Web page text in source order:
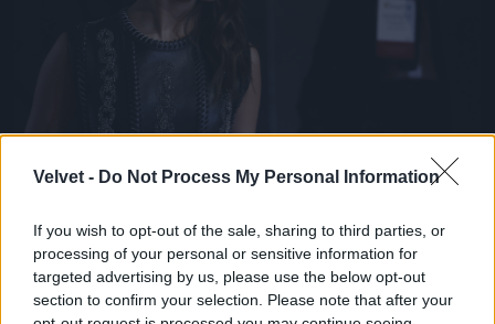
Velvet - Do Not Process My Personal Information
If you wish to opt-out of the sale, sharing to third parties, or
processing of your personal or sensitive information for
targeted advertising by us, please use the below opt-out
section to confirm your selection. Please note that after your
Alicia Vikanderről is több ízben felmerült már a
drámával lett igazán ismert, és meg is kapta érte a
legjobb női mellékszereplőnek járó Oscart 2016-
ban.
Fotó: John Phillips / Getty Images Hungary